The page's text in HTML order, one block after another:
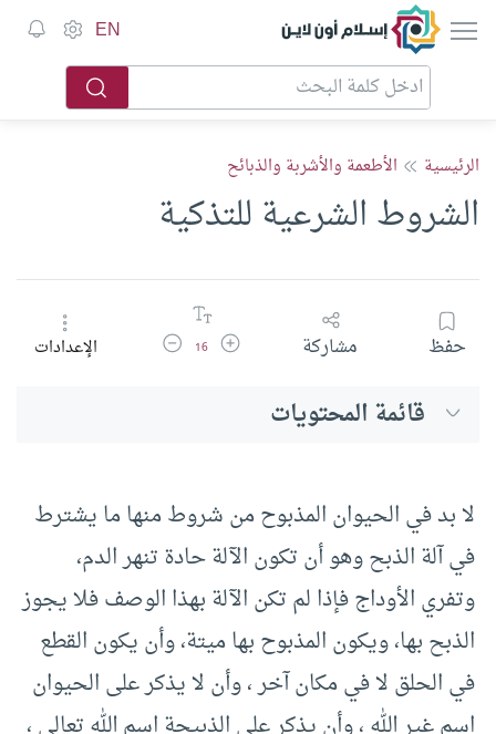
إسلام أون لاين EN
الرئيسية الأطعمة والأشربة والذبائح
الشروط الشرعية للتذكية
حفظ مشاركة زيادة حجم الخط
16 تقليل حجم الخطالإعدادات
قائمة المحتويات
لا بد في الحيوان المذبوح من شروط منها ما يشترط
في آلة الذبح وهو أن تكون الآلة حادة تنهر الدم،
وتفري الأوداج فإذا لم تكن الآلة بهذا الوصف فلا يجوز
الذبح بها، ويكون المذبوح بها ميتة، وأن يكون القطع
في الحلق لا في مكان آخر ، وأن لا يذكر على الحيوان